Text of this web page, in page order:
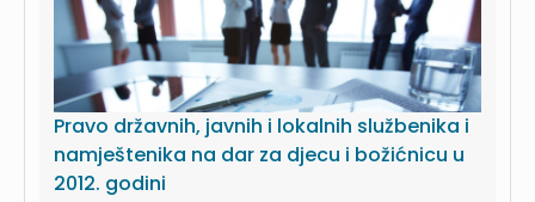
Pravo državnih, javnih i lokalnih službenika i
namještenika na dar za djecu i božićnicu u
2012. godini